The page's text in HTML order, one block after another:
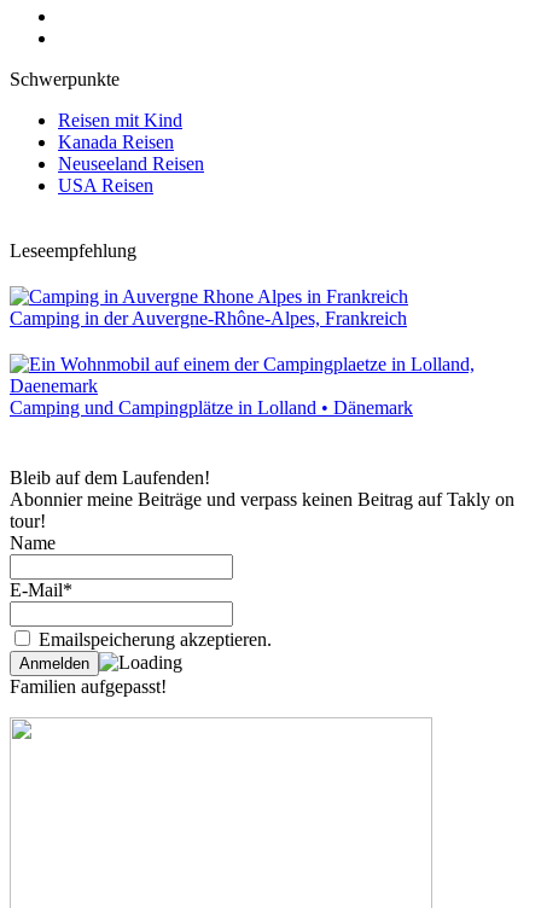
Schwerpunkte
Reisen mit Kind
Kanada Reisen
Neuseeland Reisen
USA Reisen
Leseempfehlung
Camping in der Auvergne-Rhône-Alpes, Frankreich
Camping und Campingplätze in Lolland • Dänemark
Bleib auf dem Laufenden!
Abonnier meine Beiträge und verpass keinen Beitrag auf Takly on
tour!
Name
E-Mail*
Emailspeicherung akzeptieren.
Familien aufgepasst!